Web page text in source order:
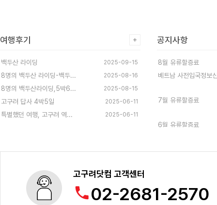
여행후기
백두산 라이딩 2025-09-15
8명의 백두산 라이딩-백두... 2025-08-16
8명의 백두산라이딩,5박6... 2025-08-15
고구려 답사 4박5일 2025-06-11
특별했던 여행, 고구려 역... 2025-06-11
공지사항
8월 유류할증료
베트남 사전입국정보
7월 유류할증료
6월 유류할증료
고구려닷컴 고객센터
02-2681-2570